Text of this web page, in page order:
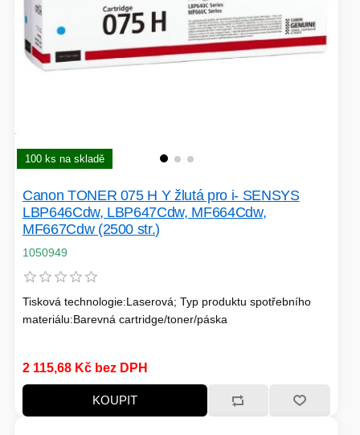
100 ks na skladě
Canon TONER 075 H Y žlutá pro i- SENSYS
LBP646Cdw, LBP647Cdw, MF664Cdw,
MF667Cdw (2500 str.)
1050949
Tisková technologie:Laserová; Typ produktu spotřebního
materiálu:Barevná cartridge/toner/páska
2 115,68 Kč bez DPH
KOUPIT